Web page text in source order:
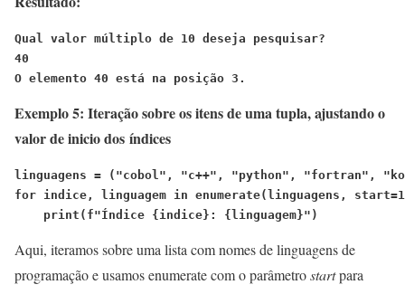
Qual valor múltiplo de 10 deseja pesquisar?
40
O elemento 40 está na posição 3.
Exemplo 5: Iteração sobre os itens de uma tupla, ajustando o
valor de inicio dos índices
linguagens = ("cobol", "c++", "python", "fortran",
for indice, linguagem in enumerate(linguagens,
print(f"Índice {indice}: {linguagem}")
Aqui, iteramos sobre uma lista com nomes de linguagens de
programação e usamos enumerate com o parâmetrostartpara